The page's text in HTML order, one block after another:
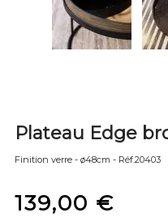
Plateau Edge
Finition verre - ø48cm - Réf.20403
139,00 €